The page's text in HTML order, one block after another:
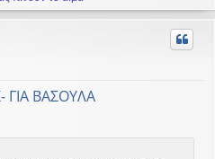
ο
ρ
ΓΙΑ ΒΑΣΟΥΛΑ